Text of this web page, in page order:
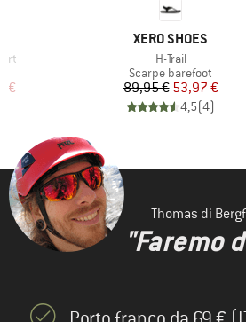
€
MARCHIO
XERO SHOES
Articolo
H-Trail
Gruppo di prodotti
Scarpe barefoot
Prezzo
89,95 €Prezzo ridotto
53,97 €
4,5(4)
Thomas di
"Faremo